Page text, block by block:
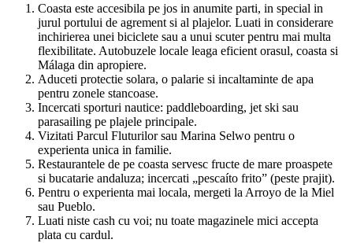
Coasta este accesibila pe jos in anumite parti, in special in
jurul portului de agrement si al plajelor. Luati in considerare
inchirierea unei biciclete sau a unui scuter pentru mai multa
flexibilitate. Autobuzele locale leaga eficient orasul, coasta si
Málaga din apropiere.
Aduceti protectie solara, o palarie si incaltaminte de apa
pentru zonele stancoase.
Incercati sporturi nautice: paddleboarding, jet ski sau
parasailing pe plajele principale.
Vizitati Parcul Fluturilor sau Marina Selwo pentru o
experienta unica in familie.
Restaurantele de pe coasta servesc fructe de mare proaspete
si bucatarie andaluza; incercati „pescaíto frito” (peste prajit).
Pentru o experienta mai locala, mergeti la Arroyo de la Miel
sau Pueblo.
Luati niste cash cu voi; nu toate magazinele mici accepta
plata cu cardul.